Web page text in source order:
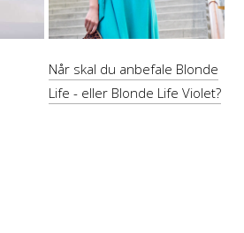
Når skal du anbefale Blonde
Life - eller Blonde Life Violet?